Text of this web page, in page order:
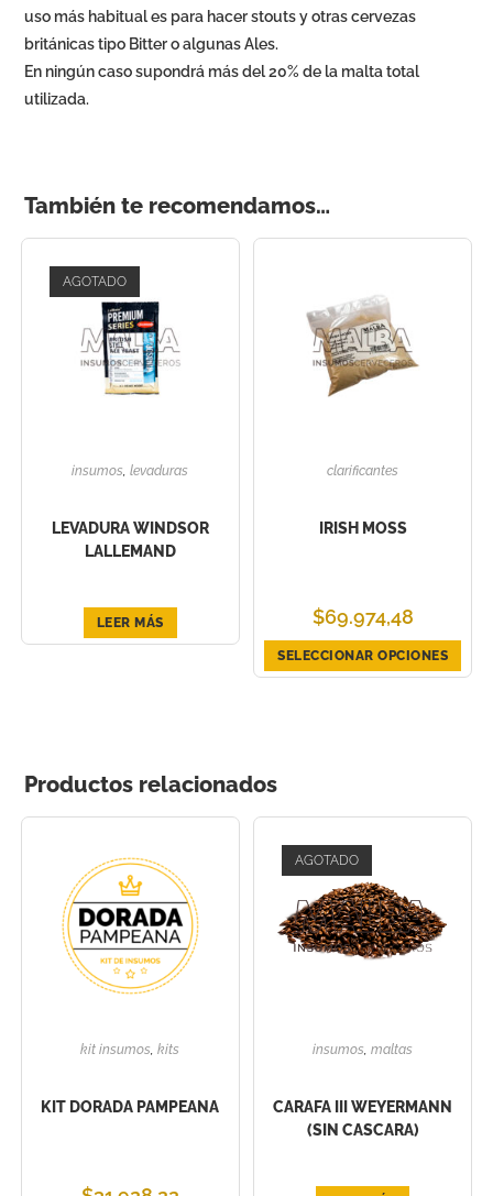
uso más habitual es para hacer stouts y otras cervezas
británicas tipo Bitter o algunas Ales.
En ningún caso supondrá más del 20% de la malta total
utilizada.
También te recomendamos…
AGOTADO
insumos,levaduras
LEVADURA WINDSOR
LALLEMAND
LEER MÁS
clarificantes
IRISH MOSS
$69.974,48
SELECCIONAR OPCIONES
Productos relacionados
kit insumos ,kits
KIT DORADA PAMPEANA
AGOTADO
insumos ,maltas
CARAFA III WEYERMANN
(SIN CASCARA)